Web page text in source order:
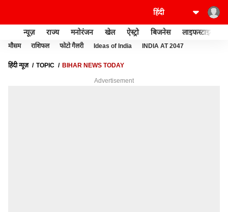
न्यूज़ राज्य मनोरंजन खेल ऐस्ट्रो बिजनेस लाइफस्टाइल
मौसम राशिफल फोटो गैलरी Ideas of India INDIA AT 2047
हिंदी न्यूज़ TOPIC BIHAR NEWS TODAY
Advertisement